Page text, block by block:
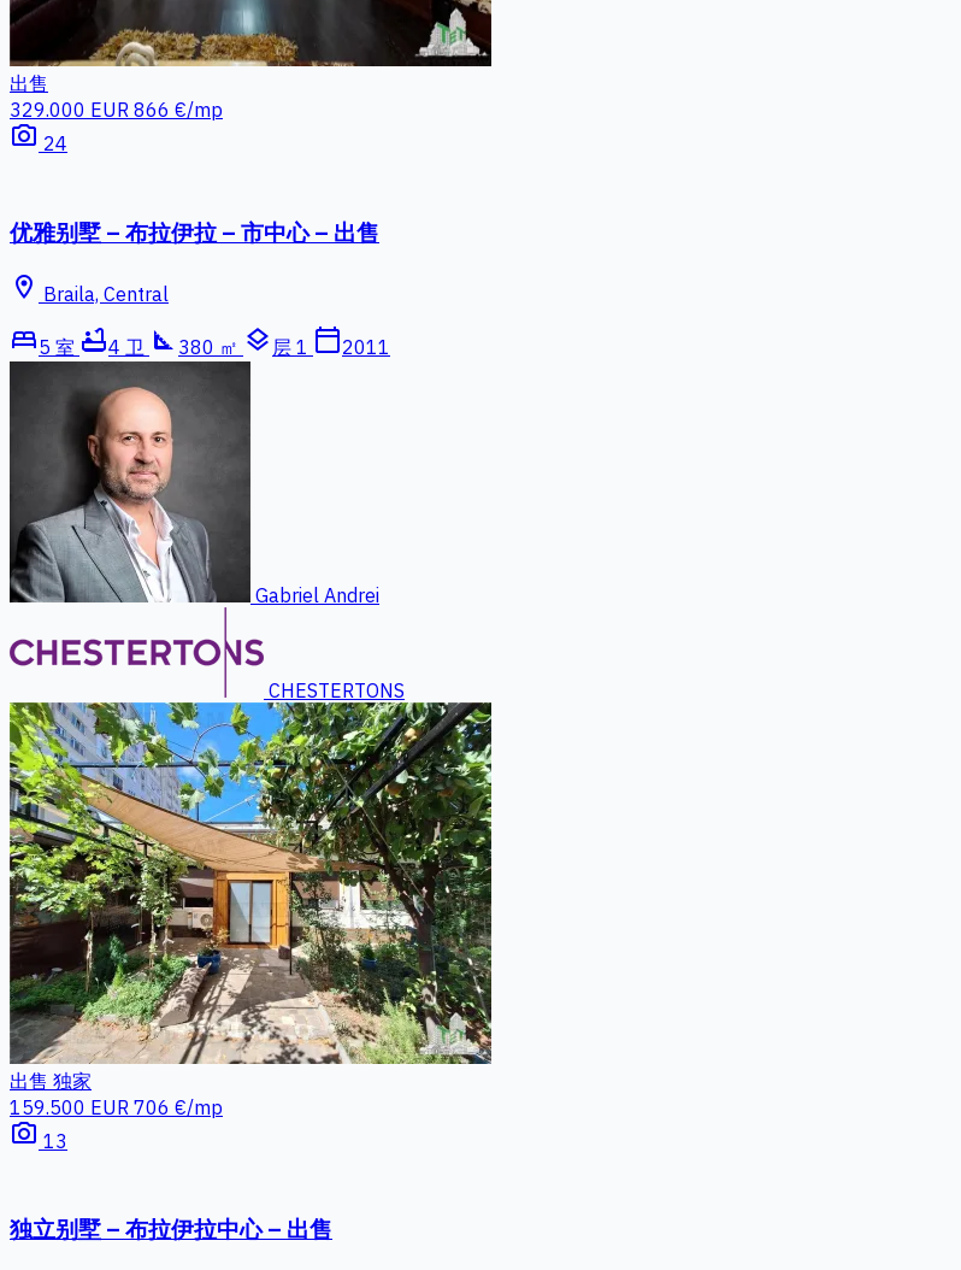
出售
329.000 EUR 866 €/mp
photo_camera 24
优雅别墅 – 布拉伊拉 – 市中心 – 出售
location_on Braila, Central
bed5 室 bathtub4 卫 square_foot 380 ㎡ layers 层 1 calendar_today2011
Gabriel Andrei
CHESTERTONS
出售 独家
159.500 EUR 706 €/mp
photo_camera 13
独立别墅 – 布拉伊拉中心 – 出售